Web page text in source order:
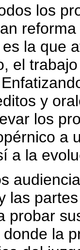
los
la que
el
y
los
a
a la
las
probar
donde la